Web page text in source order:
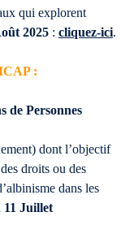
qui explorent
2025 : cliquez-ici.
:
de Personnes
dont l’objectif
droits ou des
dans les
11 Juillet